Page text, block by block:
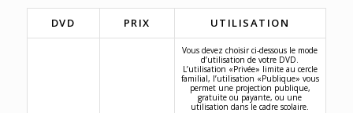
DVD PRIX UTILISATION
Vous devez choisir ci-dessous le mode
d’utilisation de votre DVD.
L’utilisation «Privée» limite au cercle
familial, l’utilisation «Publique» vous
permet une projection publique,
gratuite ou payante, ou une
utilisation dans le cadre scolaire.